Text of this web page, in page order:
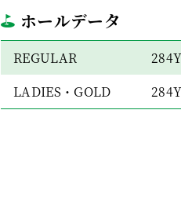
ホールデータ
REGULAR
284Y
LADIES・GOLD
284Y